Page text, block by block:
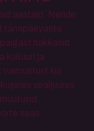
aastaid. Nende
tänapäevaste
hakkasid
kultuuri ja
kui
sealjuures
seas.